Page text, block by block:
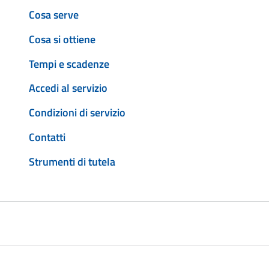
Cosa serve
Cosa si ottiene
Tempi e scadenze
Accedi al servizio
Condizioni di servizio
Contatti
Strumenti di tutela